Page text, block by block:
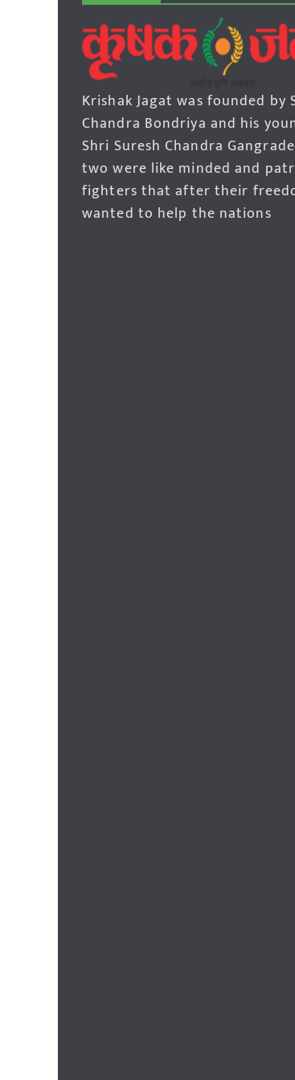
Krishak Jagat was founded by
Chandra Bondriya and his
Shri Suresh Chandra
two were like minded and
fighters that after their
wanted to help the nations